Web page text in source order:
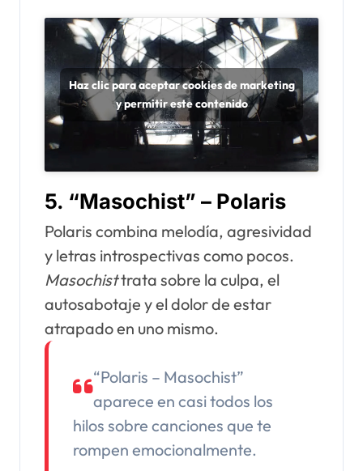
Haz clic para aceptar cookies de marketing
y permitir este contenido
5. “Masochist” – Polaris
Polaris combina melodía, agresividad
y letras introspectivas como pocos.
Masochisttrata sobre la culpa, el
autosabotaje y el dolor de estar
atrapado en uno mismo.
“Polaris – Masochist”
aparece en casi todos los
hilos sobre canciones que te
rompen emocionalmente.